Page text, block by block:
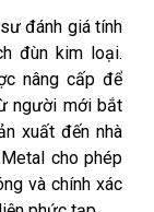
đánh giá tính
đùn kim loại.
nâng cấp để
người mới bắt
xuất đến nhà
cho phép
và chính xác